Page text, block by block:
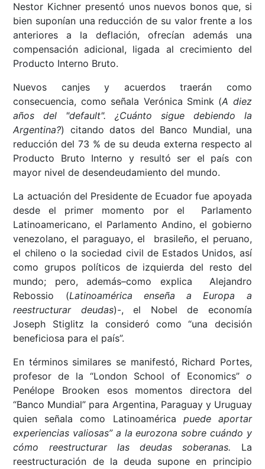
Nestor Kichner presentó unos nuevos bonos que, si
bien suponían una reducción de su valor frente a los
anteriores a la deflación, ofrecían además una
compensación adicional, ligada al crecimiento del
Producto Interno Bruto.
Nuevos canjes y acuerdos traerán como
consecuencia, como señala Verónica Smink (A diez
años del "default". ¿Cuánto sigue debiendo la
Argentina?) citando datos del Banco Mundial, una
reducción del 73 % de su deuda externa respecto al
Producto Bruto Interno y resultó ser el país con
mayor nivel de desendeudamiento del mundo.
La actuación del Presidente de Ecuador fue apoyada
desde el primer momento por el Parlamento
Latinoamericano, el Parlamento Andino, el gobierno
venezolano, el paraguayo, el brasileño, el peruano,
el chileno o la sociedad civil de Estados Unidos, así
como grupos políticos de izquierda del resto del
mundo; pero, además–como explica Alejandro
Rebossio (Latinoamérica enseña a Europa a
reestructurar deudas)-, el Nobel de economía
Joseph Stiglitz la consideró como “una decisión
beneficiosa para el país”.
En términos similares se manifestó, Richard Portes,
profesor de la “London School of Economics”o
Penélope Brooken esos momentos directora del
“Banco Mundial” para Argentina, Paraguay y Uruguay
quien señala como Latinoamérica puede aportar
experiencias valiosas” a la eurozona sobre cuándo y
cómo reestructurar las deudas soberanas. La
reestructuración de la deuda supone en principio